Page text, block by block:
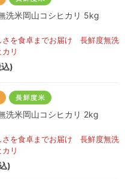
洗米岡山コシヒカリ 5kg
さを食卓までお届け 長鮮度無洗
リ
)
洗米岡山コシヒカリ 2kg
さを食卓までお届け 長鮮度無洗
リ
)